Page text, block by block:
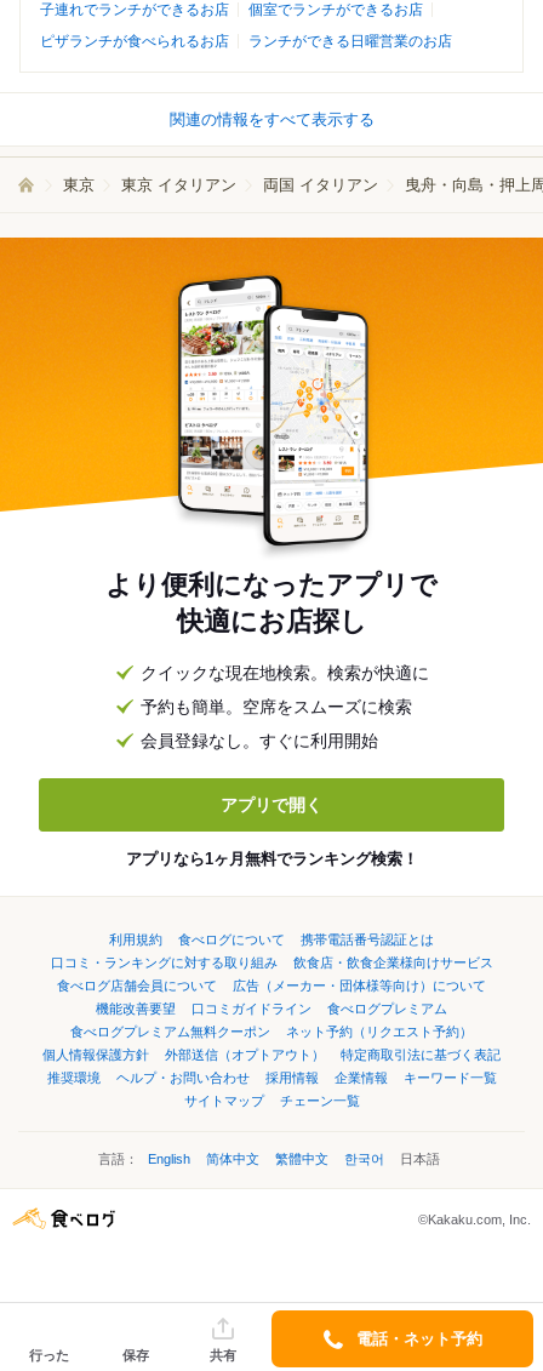
子連れでランチができるお店
個室でランチができるお店
ピザランチが食べられるお店
ランチができる日曜営業のお店
関連の情報をすべて表示する
東京 東京 イタリアン 両国 イタリアン 曳舟・向島・押上
より便利になったアプリで
快適にお店探し
クイックな現在地検索。検索が快適に
予約も簡単。空席をスムーズに検索
会員登録なし。すぐに利用開始
アプリで開く
アプリなら1ヶ月無料でランキング検索！
利用規約 食べログについて
携帯電話番号認証とは
口コミ・ランキングに対する取り組み
飲食店・飲食企業様向けサービス
食べログ店舗会員について
広告（メーカー・団体様等向け）について
機能改善要望
口コミガイドライン
食べログプレミアム
食べログプレミアム無料クーポン
ネット予約（リクエスト予約）
個人情報保護方針
外部送信（オプトアウト）
特定商取引法に基づく表記
推奨環境
ヘルプ・お問い合わせ 採用情報 企業情報
キーワード一覧
サイトマップ
チェーン一覧
言語： English 简体中文 繁體中文 한국어 日本語
©Kakaku.com, Inc.
行った 保存 共有
電話・ネット予約